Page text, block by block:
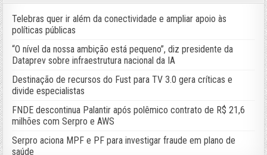
Telebras quer ir além da conectividade e ampliar apoio às
políticas públicas
“O nível da nossa ambição está pequeno”, diz presidente da
Dataprev sobre infraestrutura nacional da IA
Destinação de recursos do Fust para TV 3.0 gera críticas e
divide especialistas
FNDE descontinua Palantir após polêmico contrato de R$ 21,6
milhões com Serpro e AWS
Serpro aciona MPF e PF para investigar fraude em plano de
saúde